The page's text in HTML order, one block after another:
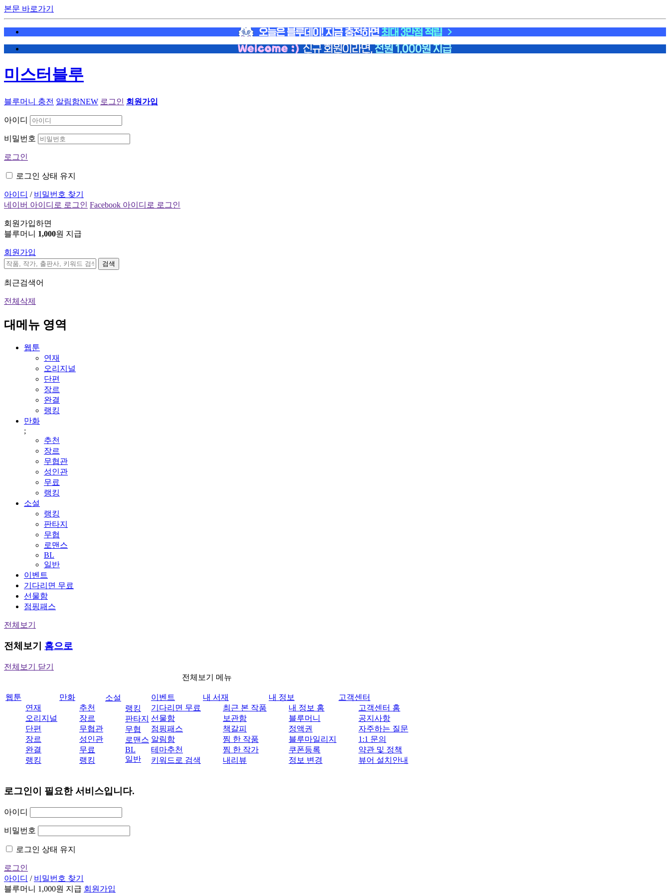
본문 바로가기
미스터블루
블루머니 충전 알림함NEW 로그인 회원가입
아이디
비밀번호
로그인
로그인 상태 유지
아이디 / 비밀번호 찾기
네이버 아이디로 로그인 Facebook 아이디로 로그인
회원가입하면
블루머니 1,000원 지급
회원가입
검색
최근검색어
전체삭제
대메뉴 영역
웹툰
연재
오리지널
단편
장르
완결
랭킹
만화
;
추천
장르
무협관
성인관
무료
랭킹
소설
랭킹
판타지
무협
로맨스
BL
일반
이벤트
기다리면 무료
선물함
점핑패스
전체보기
전체보기 홈으로
전체보기 닫기
전체보기 메뉴
웹툰
연재
오리지널
단편
장르
완결
랭킹
만화
추천
장르
무협관
성인관
무료
랭킹
소설
랭킹
판타지
무협
로맨스
BL
일반
이벤트
기다리면 무료
선물함
점핑패스
알림함
테마추천
키워드로 검색
내 서재
최근 본 작품
보관함
책갈피
찜 한 작품
찜 한 작가
내리뷰
내 정보
내 정보 홈
블루머니
정액권
블루마일리지
쿠폰등록
정보 변경
고객센터
고객센터 홈
공지사항
자주하는 질문
1:1 문의
약관 및 정책
뷰어 설치안내
로그인이 필요한 서비스입니다.
아이디
비밀번호
로그인 상태 유지
로그인
아이디 / 비밀번호 찾기
블루머니 1,000원 지급 회원가입